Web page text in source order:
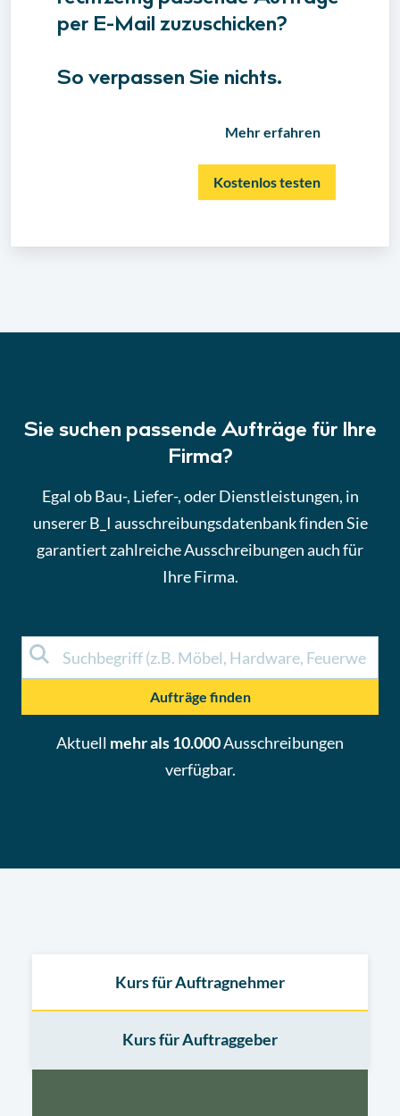
per E-Mail zuzuschicken?
So verpassen Sie nichts.
Mehr erfahren
Kostenlos testen
Sie suchen passende Aufträge für Ihre
Firma?
Egal ob Bau-, Liefer-, oder Dienstleistungen, in
unserer B_I ausschreibungsdatenbank finden Sie
garantiert zahlreiche Ausschreibungen auch für
Ihre Firma.
Aufträge finden
Aktuell mehr als 10.000Ausschreibungen
verfügbar.
Kurs für Auftragnehmer
Kurs für Auftraggeber